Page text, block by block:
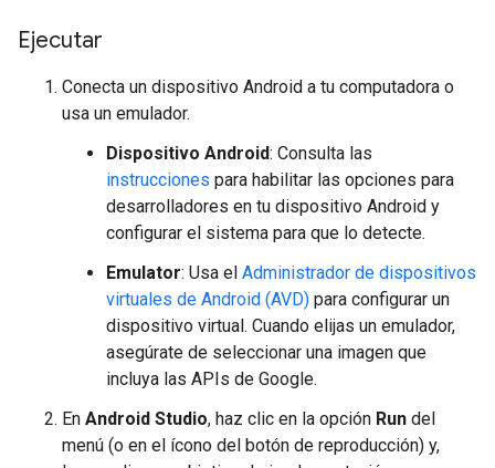
Ejecutar
Conecta un dispositivo Android a tu computadora o
usa un emulador.
Dispositivo Android: Consulta las
instrucciones para habilitar las opciones para
desarrolladores en tu dispositivo Android y
configurar el sistema para que lo detecte.
Emulator: Usa el Administrador de dispositivos
virtuales de Android (AVD) para configurar un
dispositivo virtual. Cuando elijas un emulador,
asegúrate de seleccionar una imagen que
incluya las APIs de Google.
En Android Studio, haz clic en la opción Run del
menú (o en el ícono del botón de reproducción) y,